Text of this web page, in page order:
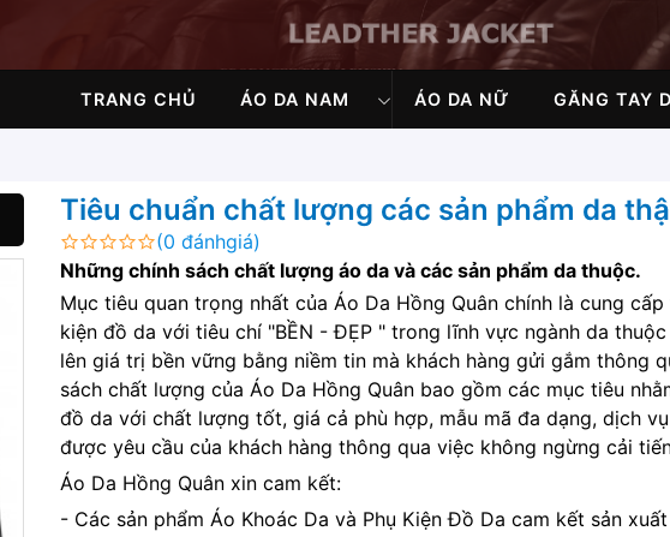
TRANG CHỦ ÁO DA NAM ÁO DA NỮ GĂNG TAY
Tiêu chuẩn chất lượng các sản phẩm da
(0 đánhgiá)
Những chính sách chất lượng áo da và các sản phẩm da thuộc.
Mục tiêu quan trọng nhất của Áo Da Hồng Quânchính là cung cấp
kiện đồ da với tiêu chí "BỀN - ĐẸP " trong lĩnh vực ngành da
lên giá trị bền vững bằng niềm tin mà khách hàng gửi gắm thông
sách chất lượng của Áo Da Hồng Quânbao gồm các mục tiêu
đồ da với chất lượng tốt, giá cả phù hợp, mẫu mã đa dạng, dịch
được yêu cầu của khách hàng thông qua việc không ngừng cải
Áo Da Hồng Quân xin cam kết:
- Các sản phẩm Áo Khoác Da và Phụ Kiện Đồ Da cam kết sản